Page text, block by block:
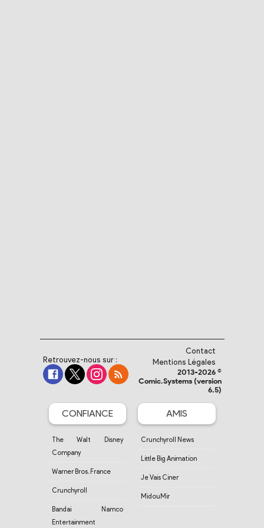
Retrouvez-nous sur :
Contact
Mentions Légales
2013-2026 ©
Comic.Systems (version
6.5)
CONFIANCE
The Walt Disney
Company
Warner Bros. France
Crunchyroll
Bandai Namco
Entertainment
AMIS
Crunchyroll News
Little Big Animation
Je Vais Ciner
MidouMir